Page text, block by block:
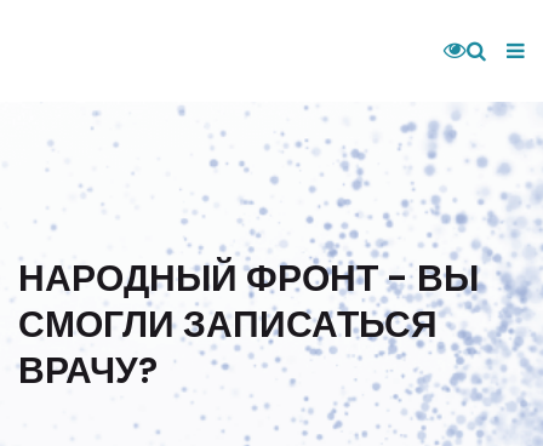
НАРОДНЫЙ ФРОНТ - ВЫ
СМОГЛИ ЗАПИСАТЬСЯ
ВРАЧУ?